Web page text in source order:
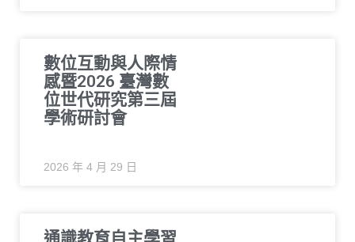
數位互動與人際情
感暨2026 臺灣數
位世代研究第三屆
學術研討會
2026 年 4 月 29 日
通識教育自主學習